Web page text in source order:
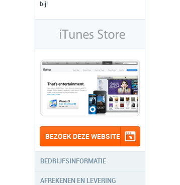
bij!
BEZOEK DEZE WEBSITE
BEDRIJFSINFORMATIE
AFREKENEN EN LEVERING